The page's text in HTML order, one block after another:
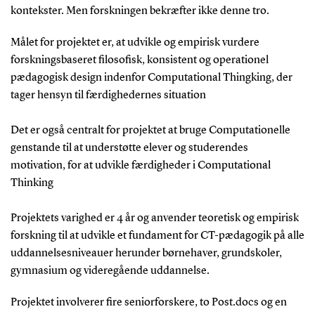
kontekster. Men forskningen bekræfter ikke denne tro.
Målet for projektet er, at udvikle og empirisk vurdere
forskningsbaseret filosofisk, konsistent og operationel
pædagogisk design indenfor Computational Thingking, der
tager hensyn til færdighedernes situation
Det er også centralt for projektet at bruge Computationelle
genstande til at understøtte elever og studerendes
motivation, for at udvikle færdigheder i Computational
Thinking
Projektets varighed er 4 år og anvender teoretisk og empirisk
forskning til at udvikle et fundament for CT-pædagogik på alle
uddannelsesniveauer herunder børnehaver, grundskoler,
gymnasium og videregående uddannelse.
Projektet involverer fire seniorforskere, to Post.docs og en